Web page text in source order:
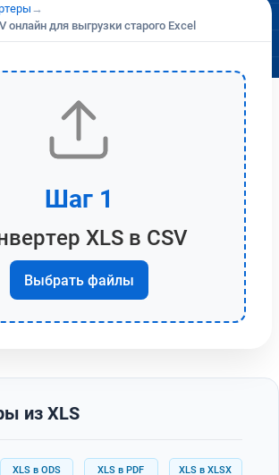
→
онлайн для выгрузки старого Excel
Шаг 1
XLS в CSV
Выбрать файлы
из XLS
XLS в ODS XLS в PDF XLS в XLSX